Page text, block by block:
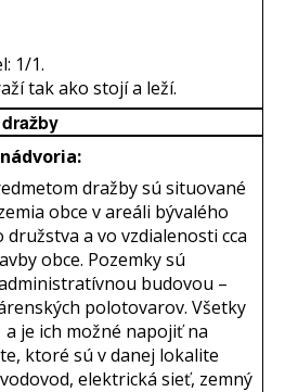
1/1.
tak ako stojí a leží.
dražby sú situované
obce v areáli bývalého
a vo vzdialenosti cca
obce. Pozemky sú
budovou –
polotovarov. Všetky
je ich možné napojiť na
ktoré sú v danej lokalite
elektrická sieť, zemný